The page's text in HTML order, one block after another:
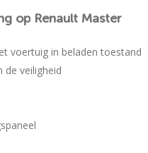
op Renault Master
voertuig in beladen toestand
veiligheid